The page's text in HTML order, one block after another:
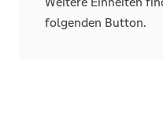
folgenden Button.